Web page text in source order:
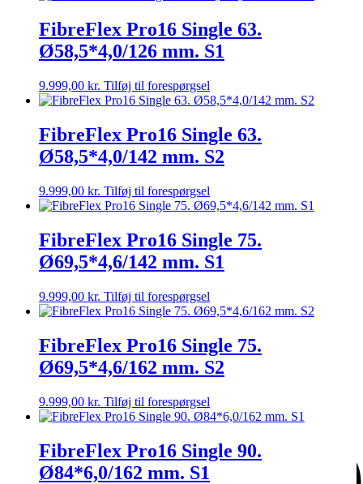
Medarbejdere
FibreFlex Pro16 Single 63.
Ø58,5*4,0/126 mm. S1
9.999,00 kr. Tilføj til forespørgsel
FibreFlex Pro16 Single 63.
Ø58,5*4,0/142 mm. S2
9.999,00 kr. Tilføj til forespørgsel
FibreFlex Pro16 Single 75.
Ø69,5*4,6/142 mm. S1
9.999,00 kr. Tilføj til forespørgsel
FibreFlex Pro16 Single 75.
Ø69,5*4,6/162 mm. S2
9.999,00 kr. Tilføj til forespørgsel
FibreFlex Pro16 Single 90.
Ø84*6,0/162 mm. S1